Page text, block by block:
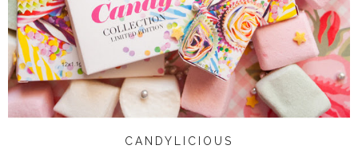
CANDYLICIOUS